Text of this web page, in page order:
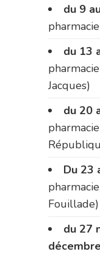
du 9
du 13
Jacques)
du 20
Du 23
Fouillade)
du 27